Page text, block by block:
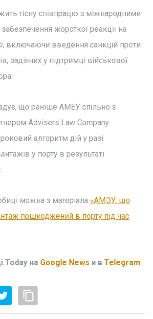
тісну співпрацю з міжнародними
жорсткої реакції на
включаючи введення санкцій проти
задіяних у підтримці військової
що раніше АМЕУ спільно з
Advisers Law Company
алгоритм дій у разі
у порту в результаті
можна з матеріала «АМЭУ: що
пошкоджений в порту під час
на Google News и в Telegram